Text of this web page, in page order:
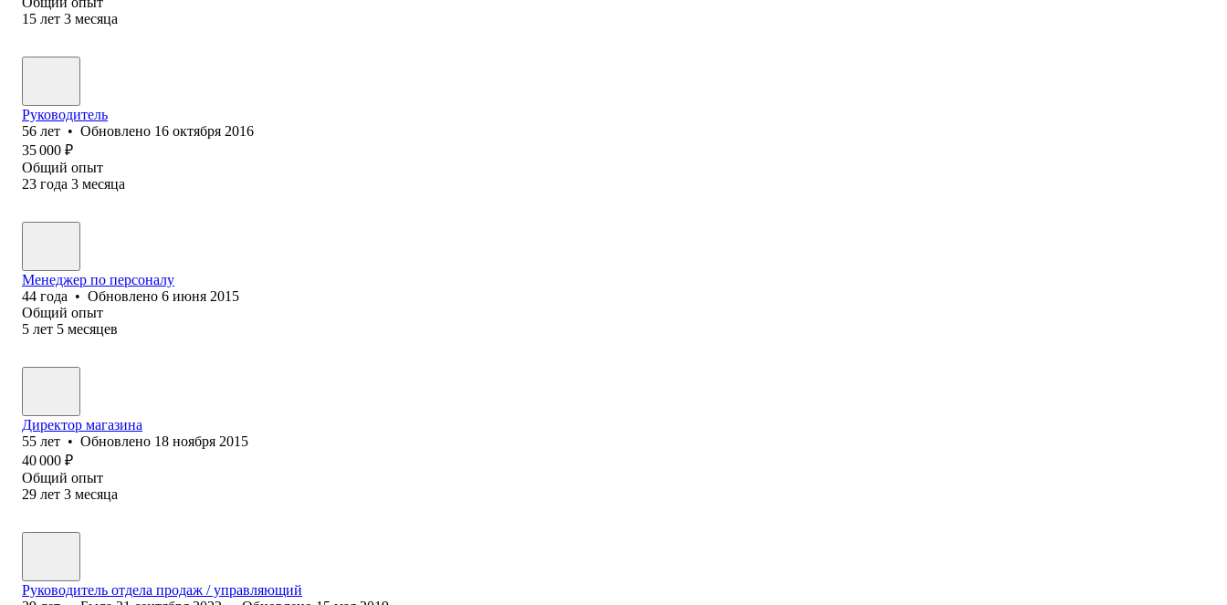
15 лет 3 месяца
Руководитель
56 лет • Обновлено 16 октября 2016
35 000 ₽
Общий опыт
23 года 3 месяца
Менеджер по персоналу
44 года • Обновлено 6 июня 2015
Общий опыт
5 лет 5 месяцев
Директор магазина
55 лет • Обновлено 18 ноября 2015
40 000 ₽
Общий опыт
29 лет 3 месяца
Руководитель отдела продаж / управляющий